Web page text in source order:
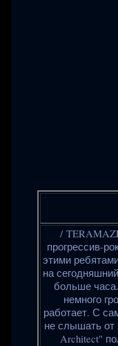
/
прогрессив-
этими
на
больше
немного
работает. С
не слышать от
Architect"